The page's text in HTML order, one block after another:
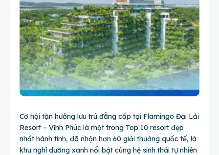
Cơ hội tận hưởng lưu trú đẳng cấp tại Flamingo Đại Lải
Resort – Vĩnh Phúc là một trong Top 10 resort đẹp
nhất hành tinh, đã nhận hơn 60 giải thưởng quốc tế, là
khu nghỉ dưỡng xanh nổi bật cùng hệ sinh thái tự nhiên